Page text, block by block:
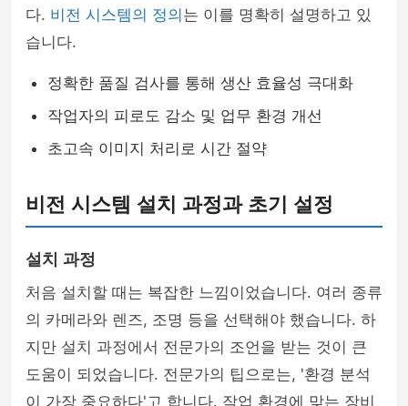
다. 비전 시스템의 정의 는 이를 명확히 설명하고 있
습니다.
정확한 품질 검사를 통해 생산 효율성 극대화
작업자의 피로도 감소 및 업무 환경 개선
초고속 이미지 처리로 시간 절약
비전 시스템 설치 과정과 초기 설정
설치 과정
처음 설치할 때는 복잡한 느낌이었습니다. 여러 종류
의 카메라와 렌즈, 조명 등을 선택해야 했습니다. 하
지만 설치 과정에서 전문가의 조언을 받는 것이 큰
도움이 되었습니다. 전문가의 팁으로는, '환경 분석
이 가장 중요하다'고 합니다. 작업 환경에 맞는 장비